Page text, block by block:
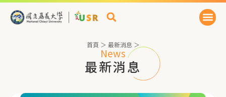
News
最新消息
首頁 ＞ 最新消息 ＞